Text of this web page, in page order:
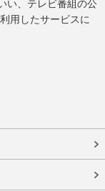
い、テレビ番組の公
用したサービスに